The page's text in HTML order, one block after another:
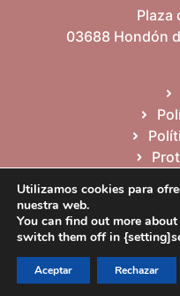
Plaza
03688 Hondón
Utilizamos cookies para
nuestra web.
You can find out more
switch them off in
Aceptar Rechazar
Español